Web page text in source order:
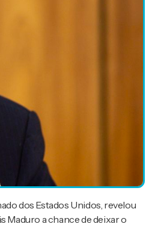
dos Estados Unidos, revelou
Maduro a chance de deixar o